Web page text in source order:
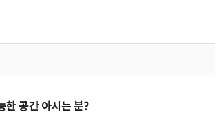
한 공간 아시는 분?